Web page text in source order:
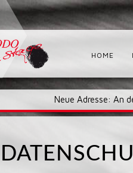
HOME
Neue Adresse: An